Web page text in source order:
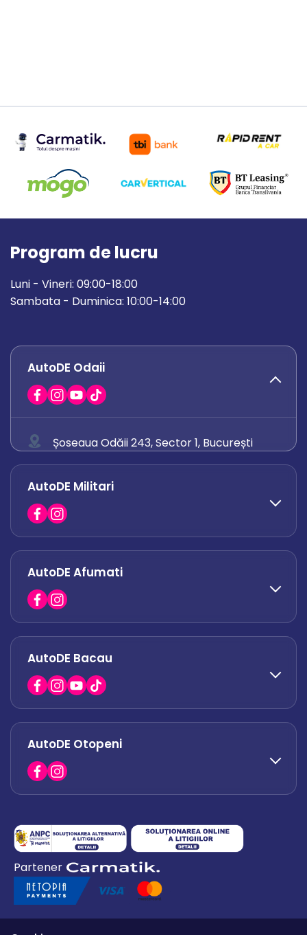
Program de lucru
Luni - Vineri: 09:00-18:00
Sambata - Duminica: 10:00-14:00
AutoDE Odaii
Șoseaua Odăii 243, Sector 1, București
0742 444 194
office.odaii@autode.ro
AutoDE Militari
0758 338 428
office.militari@autode.ro
AutoDE Afumati
0751 628 054
AutoDE Bacau
0730 063 852
0730 063 851
AutoDE Otopeni
0754 649 360
office.premium@autode.ro
Partener